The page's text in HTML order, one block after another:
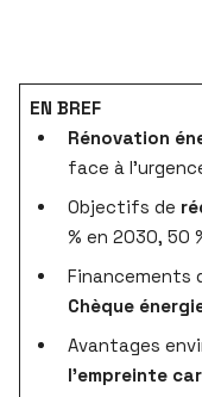
EN BREF
Rénovation
face à
Objectifs de
% en 2030, 50
Financements
Chèque
Avantages
l’empreinte